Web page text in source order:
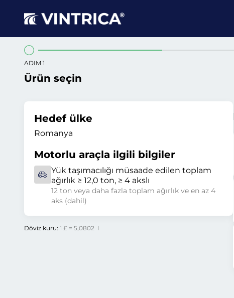
ADIM 1
Ürün seçin
Hedef ülke
Romanya
Motorlu araçla ilgili bilgiler
Yük taşımacılığı müsaade edilen toplam
ağırlık ≥ 12,0 ton, ≥ 4 akslı
12 ton veya daha fazla toplam ağırlık ve en az 4
aks (dahil)
Döviz kuru: 1 £ = 5,0802 l